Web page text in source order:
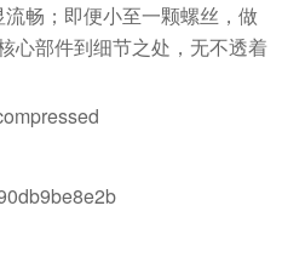
畅；即便小至一颗螺丝，做
部件到细节之处，无不透着